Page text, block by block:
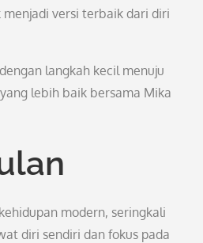
versi terbaik dari diri
langkah kecil menuju
lebih baik bersama Mika
modern, seringkali
diri sendiri dan fokus pada